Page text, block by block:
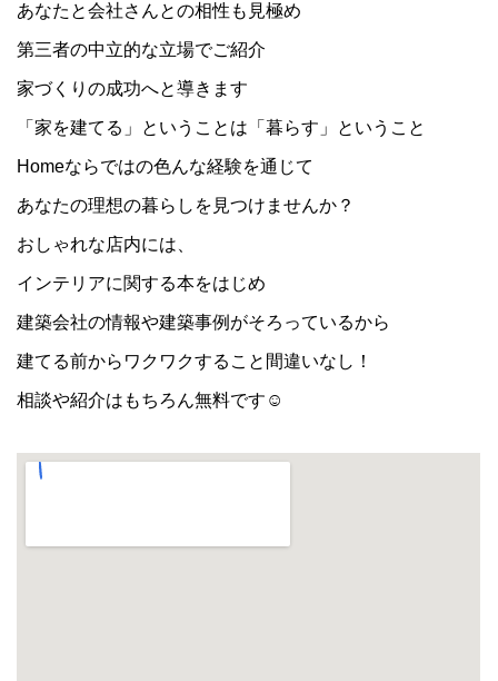
あなたと会社さんとの相性も見極め
第三者の中立的な立場でご紹介
家づくりの成功へと導きます
「家を建てる」ということは「暮らす」ということ
Homeならではの色んな経験を通じて
あなたの理想の暮らしを見つけませんか？
おしゃれな店内には、
インテリアに関する本をはじめ
建築会社の情報や建築事例がそろっているから
建てる前からワクワクすること間違いなし！
相談や紹介はもちろん無料です☺︎